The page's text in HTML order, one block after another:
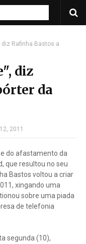
Rafinha Bastos a
diz
da
2011
do afastamento da
que resultou no seu
Bastos voltou a criar
xingando uma
sobre uma piada
de telefonia
segunda (10),